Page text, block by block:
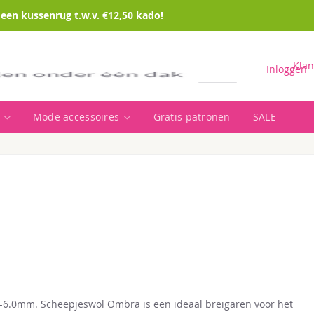
kussenrug t.w.v. €12,50 kado!
Zoeken
Inloggen
Mode accessoires Gratis patronen
SALE
Scheepjeswol Ombra is een ideaal breigaren voor het